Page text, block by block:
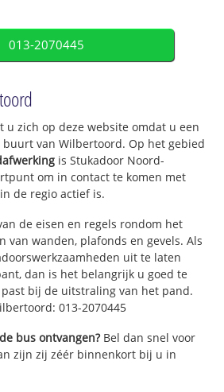
013-2070445
u zich op deze website omdat u een
van Wilbertoord. Op het gebied
is Stukadoor Noord-
om in contact te komen met
de regio actief is.
de eisen en regels rondom het
van wanden, plafonds en gevels. Als
uit te laten
dan is het belangrijk u goed te
bij de uitstraling van het pand.
013-2070445
bus ontvangen?Bel dan snel voor
zijn zij zéér binnenkort bij u in